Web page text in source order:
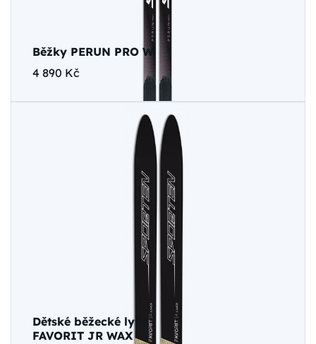
Běžky PERUN PRO W
4 890 Kč
Dětské běžecké lyže
FAVORIT JR WAX